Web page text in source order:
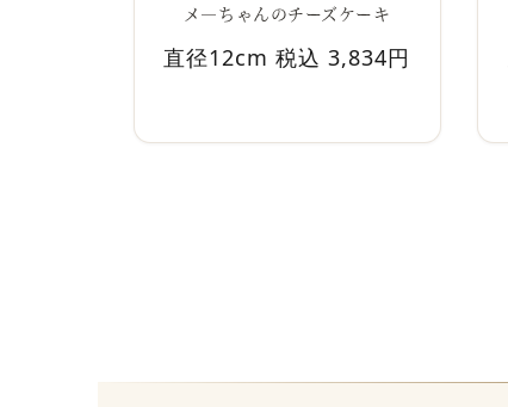
メ―ちゃんのチーズケーキ
直径12cm 税込 3,834円